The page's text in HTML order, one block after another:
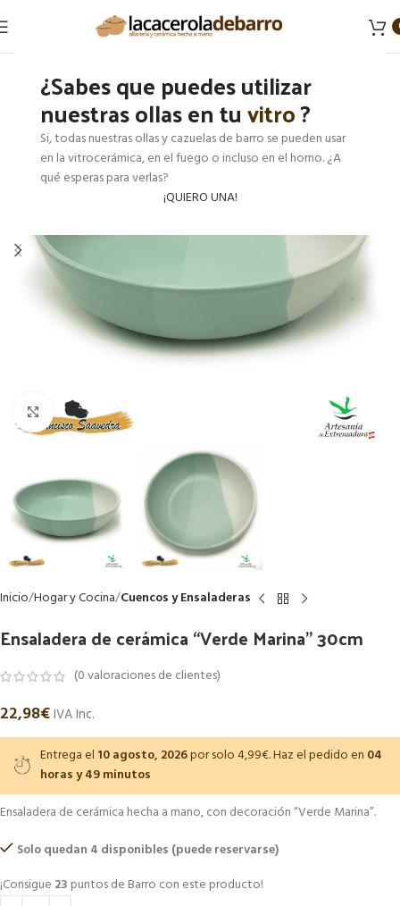
¿Sabes que puedes utilizar
nuestras ollas en tuvitro?
Si, todas nuestras ollas y cazuelas de barro se pueden usar
en la vitrocerámica, en el fuego o incluso en el horno. ¿A
qué esperas para verlas?
¡QUIERO UNA!
Haga Click para agrandar
Inicio Hogar y Cocina Cuencos y Ensaladeras
Ensaladera de cerámica “Verde Marina” 30cm
(0valoraciones de clientes)
22,98€IVA Inc.
Entrega el 10 agosto, 2026por solo 4,99€. Haz el pedido en 04
horas y 49 minutos
Ensaladera de cerámica hecha a mano, con decoración “Verde Marina”.
Solo quedan 4 disponibles (puede reservarse)
¡Consigue 23 puntos de Barro con este producto!